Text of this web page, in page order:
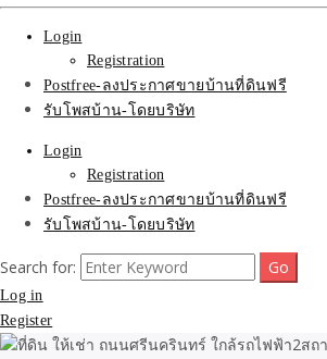
ที่ดินฟรีประกาศ ที่เ
เมืองไทย
Login
Registration
Postfree-ลงประกาศขายบ้านที่ดินฟรี
รับโพสบ้าน-โดยบริษัท
Login
Registration
Postfree-ลงประกาศขายบ้านที่ดินฟรี
รับโพสบ้าน-โดยบริษัท
Search for:
Log in
Register